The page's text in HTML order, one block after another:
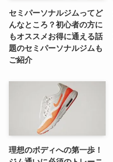
セミパーソナルジムってど
んなところ？初心者の方に
もオススメお得に通える話
題のセミパーソナルジムも
ご紹介
理想のボディへの第一歩！